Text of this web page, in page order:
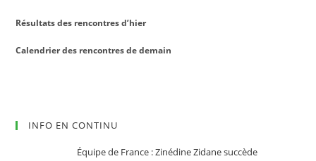
Résultats des rencontres d’hier
Calendrier des rencontres de demain
INFO EN CONTINU
Équipe de France : Zinédine Zidane succède